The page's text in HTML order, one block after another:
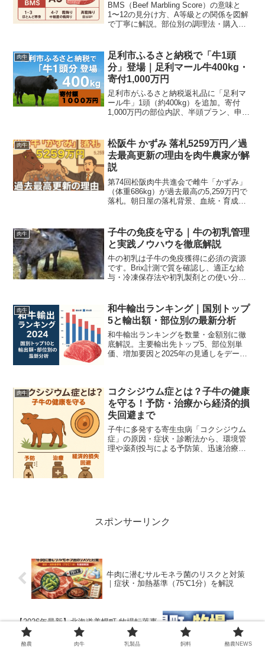
BMS（Beef Marbling Score）の意味と
1〜12の見分け方、A等級との関係を図解
で丁寧に解説。部位別の調理法・購入時
肉牛
足利市ふるさと納税で「牛1頭
分」登場｜足利マール牛400kg・
寄付1,000万円
足利市がふるさと納税返礼品に「足利マ
ール牛」1頭（約400kg）を追加。寄付
1,000万円の部位内訳、半頭プラン、申込
肉牛
松阪牛 かずみ 落札5259万円／過
去最高更新の理由を肉牛農家が解
説
第74回松阪肉牛共進会で雌牛「かずみ」
（体重686kg）が過去最高の5,259万円で
落札。朝日屋の落札背景、血統・育成・
す。
肉牛
子牛の免疫を守る｜牛の初乳管理
と実践ノウハウを徹底解説
牛の初乳は子牛の免疫獲得に必須の資源
です。Brix計測で質を確認し、適正な給
与・冷凍保存法や初乳製剤との使い分け
肉牛
和牛輸出ランキング｜国別トップ
5と輸出額・部位別の最新分析
和牛輸出ランキングを数量・金額別に徹
底解説。主要輸出先トップ5、部位別単
価、増加要因と2025年の見通しをデータ
肉牛
コクシジウム症とは？子牛の健康
を守る！予防・治療から経済的損
失回避まで
子牛に多発する寄生虫病「コクシジウム
症」の原因・症状・診断法から、環境管
理や薬剤投与による予防策、迅速治療ま
スポンサーリンク
牛肉に潜むサルモネラ菌のリスクと対策
｜症状・加熱基準（75℃1分）を解説
【2026年最新】北海道美幌町 牧場転落事
故｜バーンクリーナー氷取り中に38歳男
性が重傷
酪農 肉牛 乳製品 飼料 酪農NEWS